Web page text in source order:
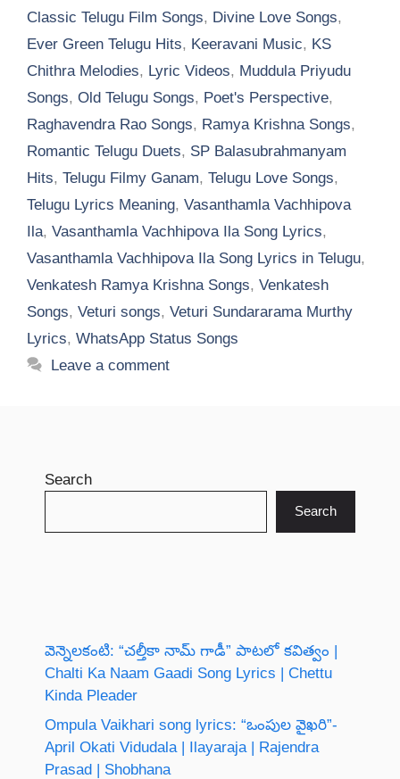
Classic Telugu Film Songs, Divine Love Songs,
Ever Green Telugu Hits, Keeravani Music, KS
Chithra Melodies, Lyric Videos, Muddula Priyudu
Songs, Old Telugu Songs, Poet's Perspective,
Raghavendra Rao Songs, Ramya Krishna Songs,
Romantic Telugu Duets, SP Balasubrahmanyam
Hits, Telugu Filmy Ganam, Telugu Love Songs,
Telugu Lyrics Meaning, Vasanthamla Vachhipova
Ila, Vasanthamla Vachhipova Ila Song Lyrics,
Vasanthamla Vachhipova Ila Song Lyrics in Telugu,
Venkatesh Ramya Krishna Songs, Venkatesh
Songs, Veturi songs, Veturi Sundararama Murthy
Lyrics, WhatsApp Status Songs
Leave a comment
Search
Search
వెన్నెలకంటి: “చల్తీకా నామ్ గాడీ” పాటలో కవిత్వం |
Chalti Ka Naam Gaadi Song Lyrics | Chettu
Kinda Pleader
Ompula Vaikhari song lyrics: “ఒంపుల వైఖరి”-
April Okati Vidudala | Ilayaraja | Rajendra
Prasad | Shobhana